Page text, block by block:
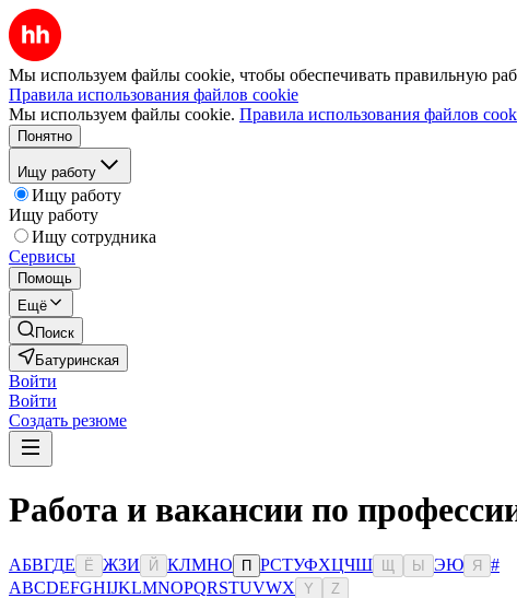
Мы используем файлы cookie, чтобы обеспечивать правильную
Правила использования файлов cookie
Мы используем файлы cookie. Правила использования файлов
Понятно
Ищу работу
Ищу работу
Ищу работу
Ищу сотрудника
Сервисы
Помощь
Ещё
Поиск
Батуринская
Войти
Войти
Создать резюме
Работа и вакансии по
АБВГДЕ Ё ЖЗИ Й КЛМНО П РСТУФХЦЧШ Ы ЭЮ Я
#
ABCDEFGHIJKLMNOPQRSTUVWX Y Z